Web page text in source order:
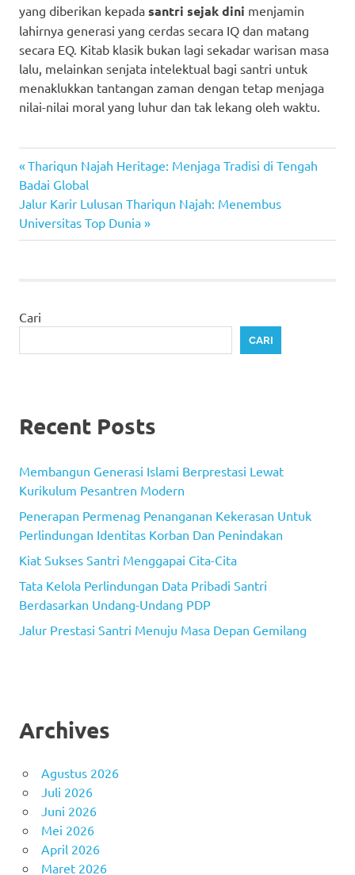
yang diberikan kepada santri sejak dini menjamin
lahirnya generasi yang cerdas secara IQ dan matang
secara EQ. Kitab klasik bukan lagi sekadar warisan masa
lalu, melainkan senjata intelektual bagi santri untuk
menaklukkan tantangan zaman dengan tetap menjaga
nilai-nilai moral yang luhur dan tak lekang oleh waktu.
Navigasi
pos
Previous
Post:
Thariqun Najah Heritage: Menjaga Tradisi di Tengah
Badai Global
Next
Post:
Jalur Karir Lulusan Thariqun Najah: Menembus
Universitas Top Dunia
Cari
CARI
Recent Posts
Membangun Generasi Islami Berprestasi Lewat
Kurikulum Pesantren Modern
Penerapan Permenag Penanganan Kekerasan Untuk
Perlindungan Identitas Korban Dan Penindakan
Kiat Sukses Santri Menggapai Cita-Cita
Tata Kelola Perlindungan Data Pribadi Santri
Berdasarkan Undang-Undang PDP
Jalur Prestasi Santri Menuju Masa Depan Gemilang
Archives
Agustus 2026
Juli 2026
Juni 2026
Mei 2026
April 2026
Maret 2026